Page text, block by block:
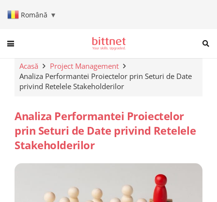
Română ▼
When autocomplete results
Acasă
Project Management
Analiza Performantei Proiectelor prin Seturi de Date
privind Retelele Stakeholderilor
Analiza Performantei Proiectelor
prin Seturi de Date privind Retelele
Stakeholderilor